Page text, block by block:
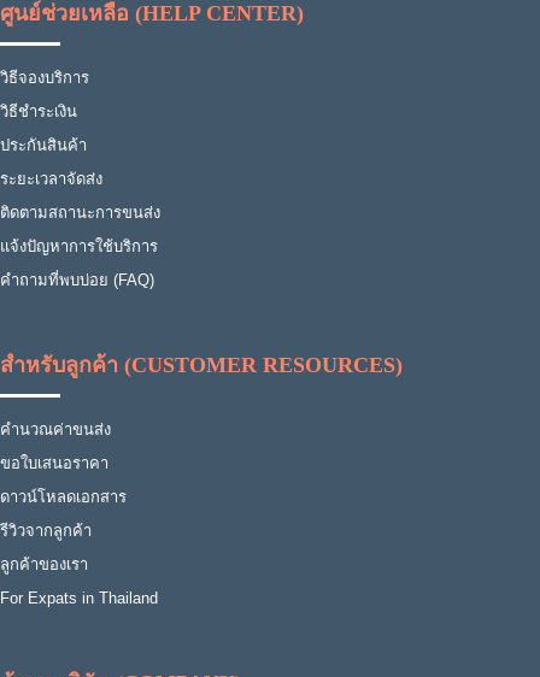
ศูนย์ช่วยเหลือ (HELP CENTER)
วิธีจองบริการ
วิธีชำระเงิน
ประกันสินค้า
ระยะเวลาจัดส่ง
ติดตามสถานะการขนส่ง
แจ้งปัญหาการใช้บริการ
คำถามที่พบบ่อย (FAQ)
สำหรับลูกค้า (CUSTOMER RESOURCES)
คำนวณค่าขนส่ง
ขอใบเสนอราคา
ดาวน์โหลดเอกสาร
รีวิวจากลูกค้า
ลูกค้าของเรา
For Expats in Thailand